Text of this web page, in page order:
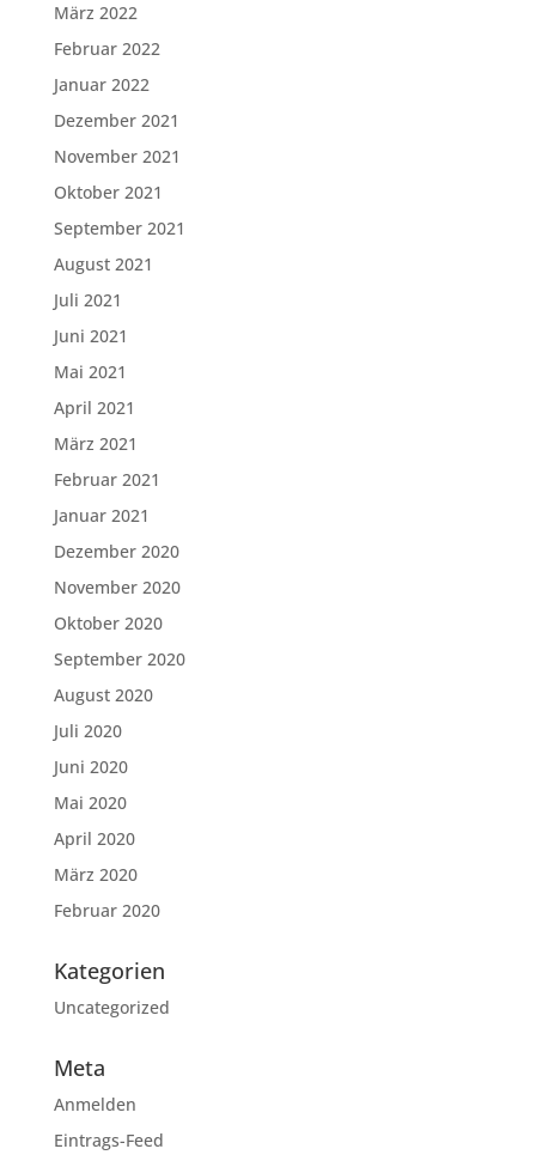
März 2022
Februar 2022
Januar 2022
Dezember 2021
November 2021
Oktober 2021
September 2021
August 2021
Juli 2021
Juni 2021
Mai 2021
April 2021
März 2021
Februar 2021
Januar 2021
Dezember 2020
November 2020
Oktober 2020
September 2020
August 2020
Juli 2020
Juni 2020
Mai 2020
April 2020
März 2020
Februar 2020
Kategorien
Uncategorized
Meta
Anmelden
Eintrags-Feed